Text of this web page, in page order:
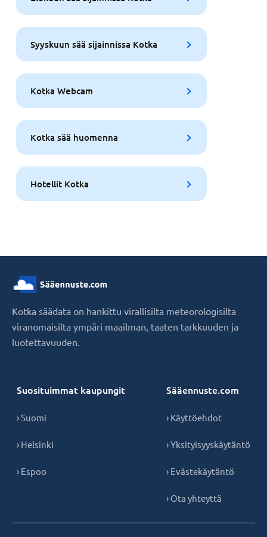
Syyskuun sää sijainnissa Kotka
Kotka Webcam
Kotka sää huomenna
Hotellit Kotka
Kotka säädata on hankittu virallisilta meteorologisilta
viranomaisilta ympäri maailman, taaten tarkkuuden ja
luotettavuuden.
Suosituimmat kaupungit
› Suomi
› Helsinki
› Espoo
Sääennuste.com
› Käyttöehdot
› Yksityisyyskäytäntö
› Evästekäytäntö
› Ota yhteyttä